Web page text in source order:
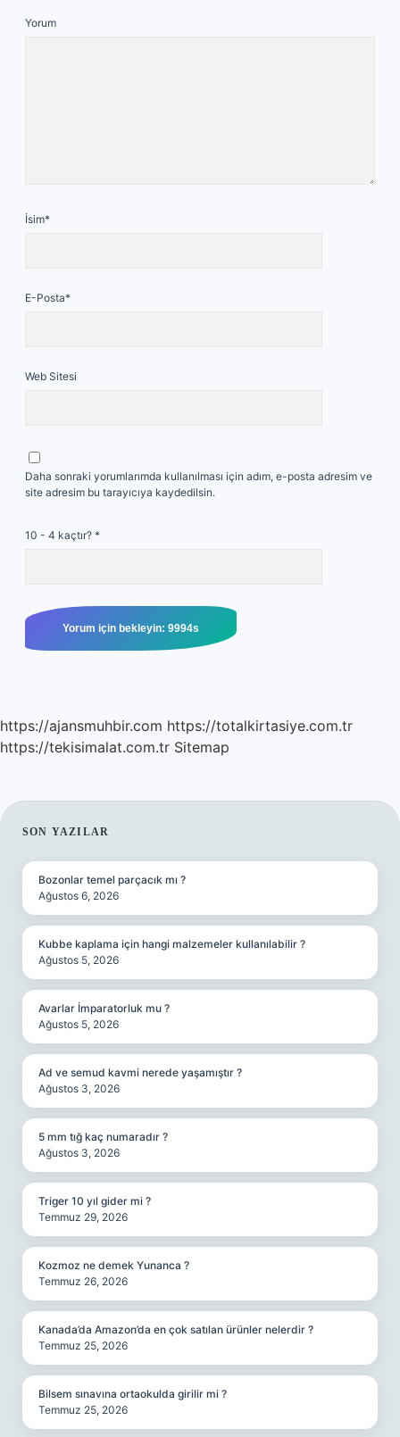
Yorum
İsim*
E-Posta*
Web Sitesi
Daha sonraki yorumlarımda kullanılması için adım, e-posta adresim ve
site adresim bu tarayıcıya kaydedilsin.
10 - 4 kaçtır? *
https://ajansmuhbir.com https://totalkirtasiye.com.tr
https://tekisimalat.com.tr Sitemap
SIDEBAR
SON YAZILAR
Bozonlar temel parçacık mı ?
Ağustos 6, 2026
Kubbe kaplama için hangi malzemeler kullanılabilir ?
Ağustos 5, 2026
Avarlar İmparatorluk mu ?
Ağustos 5, 2026
Ad ve semud kavmi nerede yaşamıştır ?
Ağustos 3, 2026
5 mm tığ kaç numaradır ?
Ağustos 3, 2026
Triger 10 yıl gider mi ?
Temmuz 29, 2026
Kozmoz ne demek Yunanca ?
Temmuz 26, 2026
Kanada’da Amazon’da en çok satılan ürünler nelerdir ?
Temmuz 25, 2026
Bilsem sınavına ortaokulda girilir mi ?
Temmuz 25, 2026